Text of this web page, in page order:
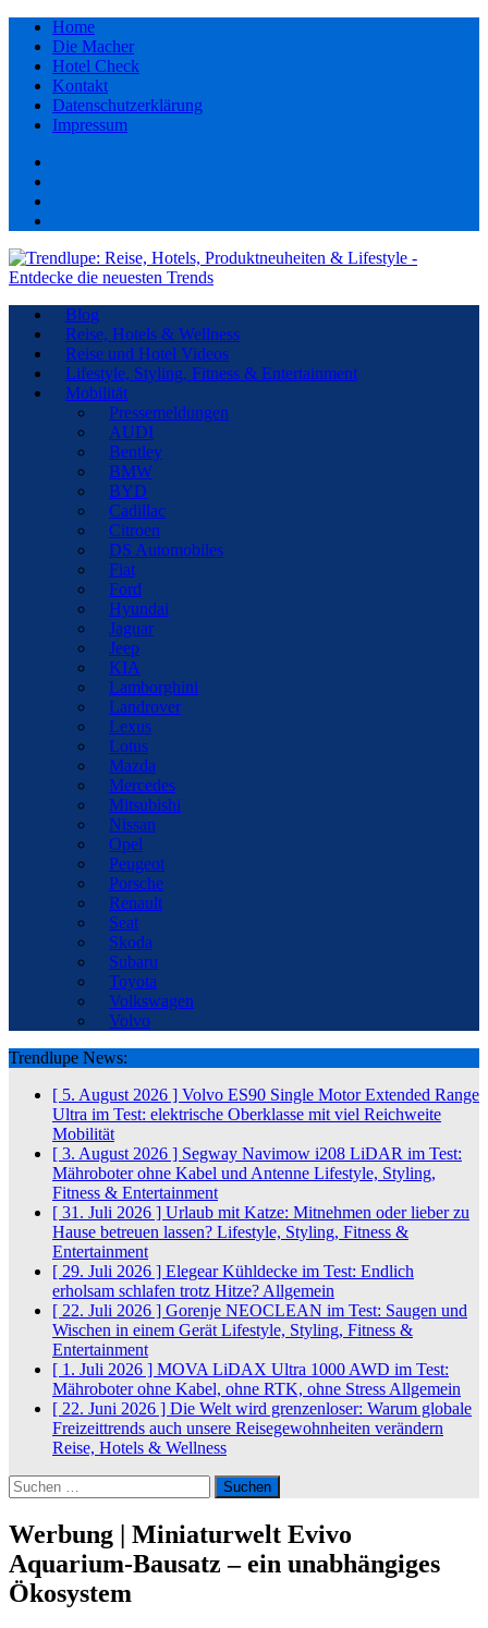
Home
Die Macher
Hotel Check
Kontakt
Datenschutzerklärung
Impressum
Blog
Reise, Hotels & Wellness
Reise und Hotel Videos
Lifestyle, Styling, Fitness & Entertainment
Mobilität
Pressemeldungen
AUDI
Bentley
BMW
BYD
Cadillac
Citroen
DS Automobiles
Fiat
Ford
Hyundai
Jaguar
Jeep
KIA
Lamborghini
Landrover
Lexus
Lotus
Mazda
Mercedes
Mitsubishi
Nissan
Opel
Peugeot
Porsche
Renault
Seat
Skoda
Subaru
Toyota
Volkswagen
Volvo
Trendlupe News:
[ 5. August 2026 ] Volvo ES90 Single Motor Extended Range
Ultra im Test: elektrische Oberklasse mit viel Reichweite
Mobilität
[ 3. August 2026 ] Segway Navimow i208 LiDAR im Test:
Mähroboter ohne Kabel und Antenne Lifestyle, Styling,
Fitness & Entertainment
[ 31. Juli 2026 ] Urlaub mit Katze: Mitnehmen oder lieber zu
Hause betreuen lassen? Lifestyle, Styling, Fitness &
Entertainment
[ 29. Juli 2026 ] Elegear Kühldecke im Test: Endlich
erholsam schlafen trotz Hitze? Allgemein
[ 22. Juli 2026 ] Gorenje NEOCLEAN im Test: Saugen und
Wischen in einem Gerät Lifestyle, Styling, Fitness &
Entertainment
[ 1. Juli 2026 ] MOVA LiDAX Ultra 1000 AWD im Test:
Mähroboter ohne Kabel, ohne RTK, ohne Stress Allgemein
[ 22. Juni 2026 ] Die Welt wird grenzenloser: Warum globale
Freizeittrends auch unsere Reisegewohnheiten verändern
Reise, Hotels & Wellness
Suchen
nach:
Werbung | Miniaturwelt Evivo
Aquarium-Bausatz – ein unabhängiges
Ökosystem